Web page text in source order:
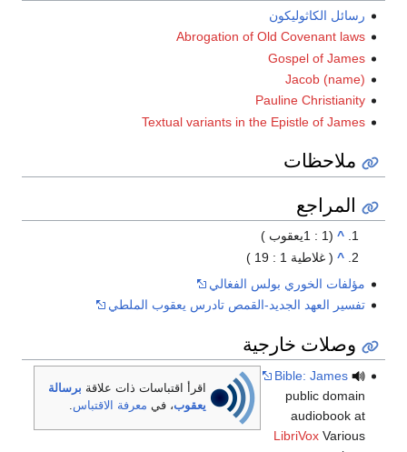
رسائل الكاثوليكون
Abrogation of Old Covenant laws
Gospel of James
Jacob (name)
Pauline Christianity
Textual variants in the Epistle of James
ملاحظات
المراجع
^ (1 : 1يعقوب )
^ ( غلاطية 1 : 19 )
مؤلفات الخوري بولس الفغالي
تفسير العهد الجديد-القمص تادرس يعقوب الملطي
وصلات خارجية
اقرأ اقتباسات ذات علاقة برسالة
يعقوب، في معرفة الاقتباس
Bible: James
public domain
audiobook at
LibriVoxVarious